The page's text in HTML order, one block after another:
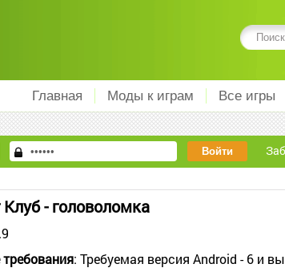
Главная Моды к играм Все игры
- головоломка
: Требуемая версия Android - 6 и